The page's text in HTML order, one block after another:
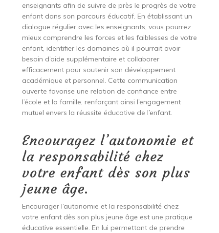
enseignants afin de suivre de près le progrès de votre
enfant dans son parcours éducatif. En établissant un
dialogue régulier avec les enseignants, vous pourrez
mieux comprendre les forces et les faiblesses de votre
enfant, identifier les domaines où il pourrait avoir
besoin d’aide supplémentaire et collaborer
efficacement pour soutenir son développement
académique et personnel. Cette communication
ouverte favorise une relation de confiance entre
l’école et la famille, renforçant ainsi l’engagement
mutuel envers la réussite éducative de l’enfant.
Encouragez l’autonomie et
la responsabilité chez
votre enfant dès son plus
jeune âge.
Encourager l’autonomie et la responsabilité chez
votre enfant dès son plus jeune âge est une pratique
éducative essentielle. En lui permettant de prendre